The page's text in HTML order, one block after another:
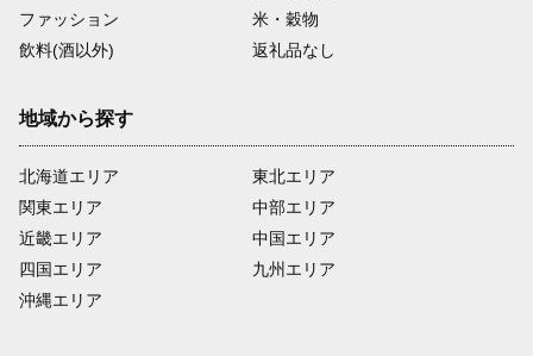
ファッション
米・穀物
飲料(酒以外)
返礼品なし
地域から探す
北海道エリア
関東エリア
近畿エリア
四国エリア
沖縄エリア
東北エリア
中部エリア
中国エリア
九州エリア